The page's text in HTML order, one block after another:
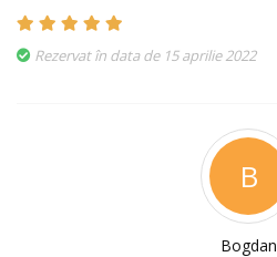
Rezervat în data de 15 aprilie 2022
B
Bogdan